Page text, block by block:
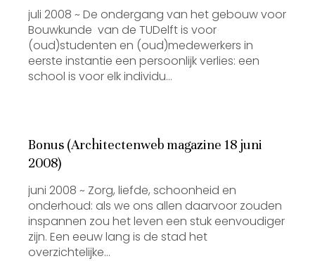
juli 2008 ~ De ondergang van het gebouw voor
Bouwkunde van de TUDelft is voor
(oud)studenten en (oud)medewerkers in
eerste instantie een persoonlijk verlies: een
school is voor elk individu…
Bonus (Architectenweb magazine 18 juni
2008)
juni 2008 ~ Zorg, liefde, schoonheid en
onderhoud: als we ons allen daarvoor zouden
inspannen zou het leven een stuk eenvoudiger
zijn. Een eeuw lang is de stad het
overzichtelijke…